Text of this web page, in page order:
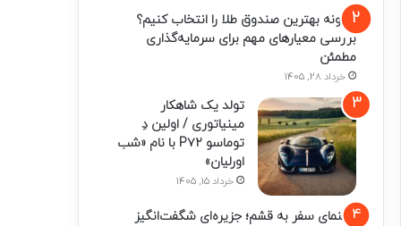
چگونه بهترین صندوق طلا را انتخاب کنیم؟
بررسی معیارهای مهم برای سرمایه‌گذاری
مطمئن
خرداد 28, 1405
تولد یک شاهکار
مینیاتوری / اولین دِ
توماسو P۷۲ با نام «شب
اورلیان»
خرداد 15, 1405
راهنمای سفر به قشم؛ جزیره‌ای شگفت‌انگیز